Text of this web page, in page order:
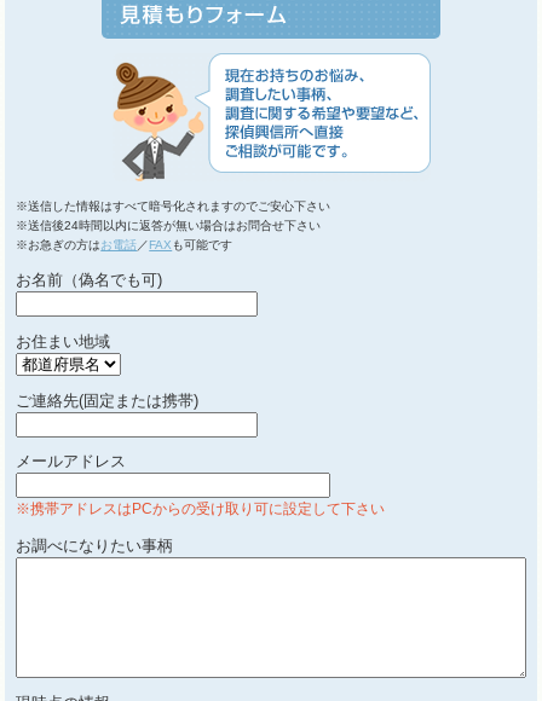
※送信した情報はすべて暗号化されますのでご安心下さい
※送信後24時間以内に返答が無い場合はお問合せ下さい
※お急ぎの方はお電話 ／FAX も可能です
お名前（偽名でも可)
お住まい地域
ご連絡先(固定または携帯)
メールアドレス
※携帯アドレスはPCからの受け取り可に設定して下さい
お調べになりたい事柄